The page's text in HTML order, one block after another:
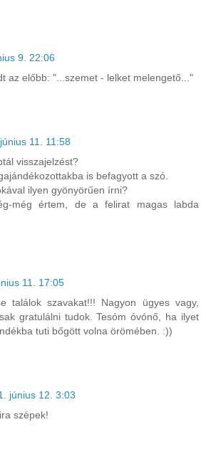
9. 22:06
az előbb: "...szemet - lelket melengető..."
11. 11:58
visszajelzést?
is befagyott a szó.
ilyen gyönyörűen írni?
még értem, de a felirat magas labda
11. 17:05
találok szavakat!!! Nagyon ügyes vagy,
gratulálni tudok. Tesóm óvónő, ha ilyet
tuti bőgött volna örömében. :))
június 12. 3:03
szépek!